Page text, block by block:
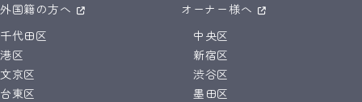
外国籍の方へ
オーナー様へ
千代田区
中央区
港区
新宿区
文京区
渋谷区
台東区
墨田区